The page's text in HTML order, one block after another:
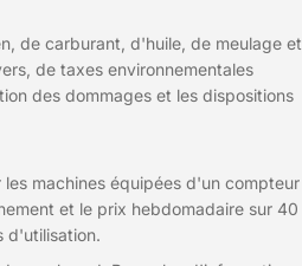
de carburant, d'huile, de meulage et
de taxes environnementales
des dommages et les dispositions
machines équipées d'un compteur
et le prix hebdomadaire sur 40
d'utilisation.